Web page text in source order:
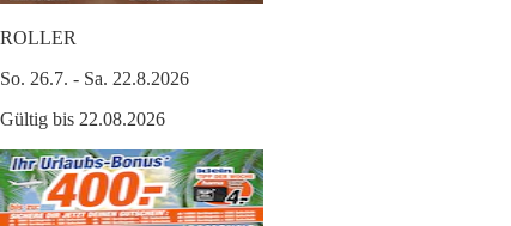
ROLLER
So. 26.7. - Sa. 22.8.2026
Gültig bis 22.08.2026